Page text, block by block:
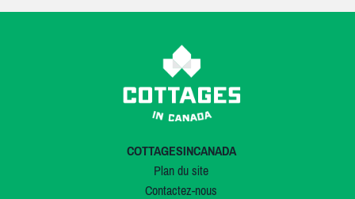
COTTAGESINCANADA
Plan du site
Contactez-nous